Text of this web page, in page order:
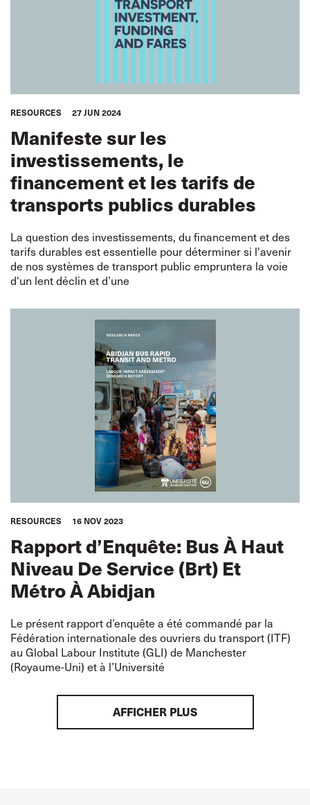
RESOURCES 27 JUN 2024
Manifeste sur les
investissements, le
financement et les tarifs de
transports publics durables
La question des investissements, du financement et des
tarifs durables est essentielle pour déterminer si l'avenir
de nos systèmes de transport public empruntera la voie
d'un lent déclin et d’une
RESOURCES 16 NOV 2023
Rapport d’Enquête: Bus À Haut
Niveau De Service (Brt) Et
Métro À Abidjan
Le présent rapport d’enquête a été commandé par la
Fédération internationale des ouvriers du transport (ITF)
au Global Labour Institute (GLI) de Manchester
(Royaume-Uni) et à l’Université
AFFICHER PLUS